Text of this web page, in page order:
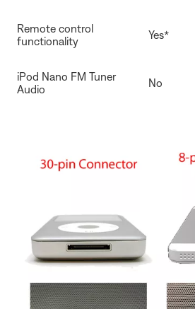
Remote control
functionality
Yes*
iPod Nano FM Tuner
Audio
No